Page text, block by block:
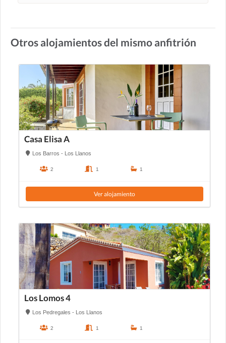
Otros alojamientos del mismo anfitrión
Casa Elisa A
Los Barros - Los Llanos
2 1 1
Ver alojamiento
Los Lomos 4
Los Pedregales - Los Llanos
2 1 1